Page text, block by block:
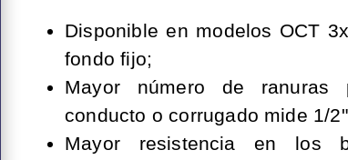
Disponible en modelos OCT
fondo fijo;
Mayor número de ranuras
conducto o corrugado mide 1/
Mayor resistencia en los